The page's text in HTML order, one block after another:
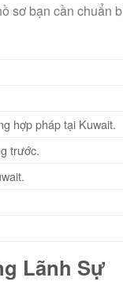
sơ bạn cần chuẩn
hợp pháp tại Kuwait.
trước.
Lãnh Sự